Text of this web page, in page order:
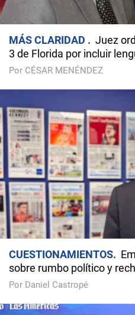
MÁS CLARIDAD
Juez
3 de Florida por incluir
Por CÉSAR MENÉNDEZ
CUESTIONAMIENTOS
sobre rumbo político y
Por Daniel Castropé